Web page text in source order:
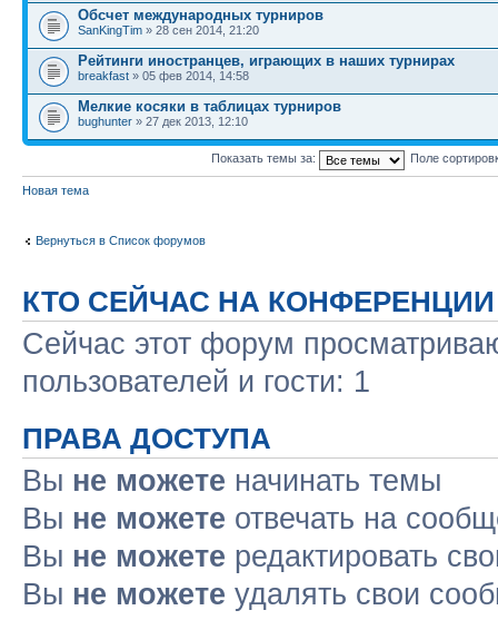
Обсчет международных турниров
SanKingTim » 28 сен 2014, 21:20
Рейтинги иностранцев, играющих в наших турнирах
breakfast » 05 фев 2014, 14:58
Мелкие косяки в таблицах турниров
bughunter » 27 дек 2013, 12:10
Показать темы за: Поле
Новая тема
Вернуться в Список форумов
КТО СЕЙЧАС НА КОНФЕРЕНЦИИ
Сейчас этот форум
пользователей и гости: 1
ПРАВА ДОСТУПА
Вы не можете начинать темы
Вы не можете отвечать на
Вы не можете редактировать
Вы не можете удалять свои